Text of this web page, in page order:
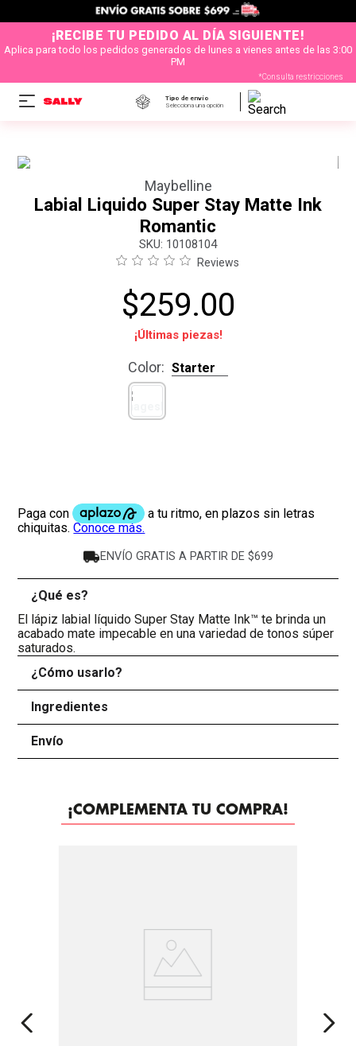
¡RECIBE TU PEDIDO AL DÍA SIGUIENTE!
Aplica para todo los pedidos generados de lunes a vienes antes de las 3:00
PM
*Consulta restricciones
Tipo de envío
Selecciona una opción
Maybelline
Labial Liquido Super Stay Matte Ink
Romantic
: 10108104
Reviews
$259.00
¡Últimas piezas!
Color: Starter
ENVÍO GRATIS A PARTIR DE $699
¿Qué es?
El lápiz labial líquido Super Stay Matte Ink™ te brinda un
acabado mate impecable en una variedad de tonos súper
saturados.
¿Cómo usarlo?
Ingredientes
Envío
¡COMPLEMENTA TU COMPRA!